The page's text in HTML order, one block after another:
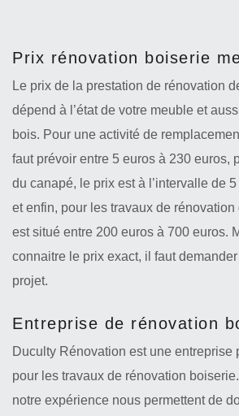
Prix rénovation boiserie
Le prix de la prestation de rénovation
dépend à l’état de votre meuble et
bois. Pour une activité de
faut prévoir entre 5 euros à 230 euros,
du canapé, le prix est à l’intervalle de
et enfin, pour les travaux de rénovation
est situé entre 200 euros à 700 euros.
connaitre le prix exact, il faut
projet.
Entreprise de rénovation
Duculty Rénovation est une entreprise
pour les travaux de rénovation
notre expérience nous permettent de